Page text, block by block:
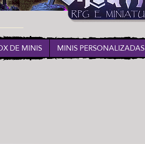
DE MINIS MINIS PERSONALIZADAS